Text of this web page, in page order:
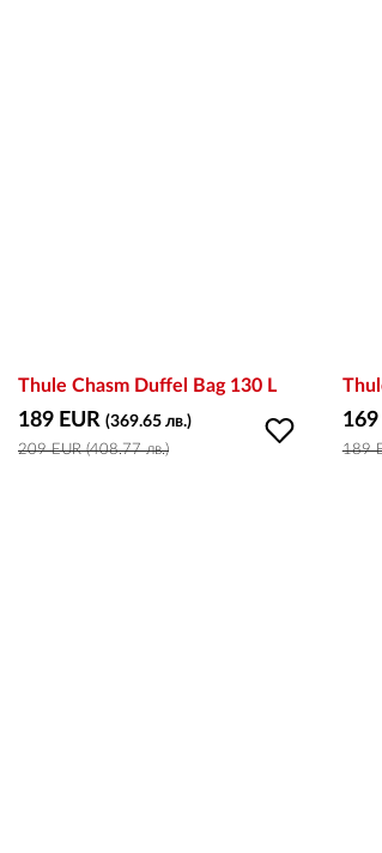
Thule Chasm Duffel Bag 130 L
189 EUR (369.65 лв.)
209 EUR (408.77 лв.)
169
189